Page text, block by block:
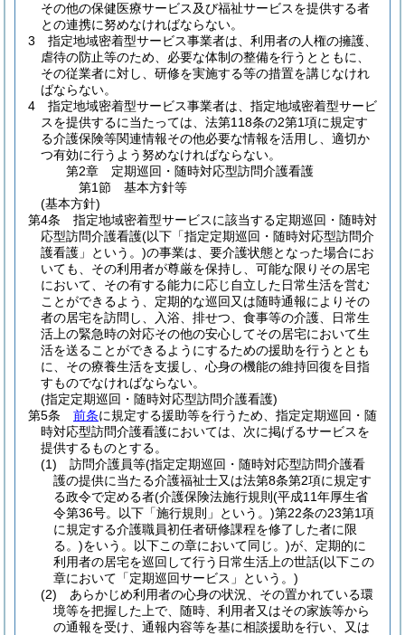
その他の保健医療サービス及び福祉サービスを提供する者
との連携に努めなければならない。
3
指定地域密着型サービス事業者は、利用者の人権の擁護、
虐待の防止等のため、必要な体制の整備を行うとともに、
その従業者に対し、研修を実施する等の措置を講じなけれ
ばならない。
4
指定地域密着型サービス事業者は、指定地域密着型サービ
スを提供するに当たっては、法第118条の2第1項に規定す
る介護保険等関連情報その他必要な情報を活用し、適切か
つ有効に行うよう努めなければならない。
第2章
定期巡回・随時対応型訪問介護看護
第1節
基本方針等
(基本方針)
第4条
指定地域密着型サービスに該当する定期巡回・随時対
応型訪問介護看護(以下「指定定期巡回・随時対応型訪問介
護看護」という。)の事業は、要介護状態となった場合にお
いても、その利用者が尊厳を保持し、可能な限りその居宅
において、その有する能力に応じ自立した日常生活を営む
ことができるよう、定期的な巡回又は随時通報によりその
者の居宅を訪問し、入浴、排せつ、食事等の介護、日常生
活上の緊急時の対応その他の安心してその居宅において生
活を送ることができるようにするための援助を行うととも
に、その療養生活を支援し、心身の機能の維持回復を目指
すものでなければならない。
(指定定期巡回・随時対応型訪問介護看護)
第5条
前条に規定する援助等を行うため、指定定期巡回・随
時対応型訪問介護看護においては、次に掲げるサービスを
提供するものとする。
(1)
訪問介護員等(指定定期巡回・随時対応型訪問介護看
護の提供に当たる介護福祉士又は法第8条第2項に規定す
る政令で定める者(介護保険法施行規則 (平成11年厚生省
令第36号。以下「施行規則」という。)第22条の23第1項
に規定する介護職員初任者研修課程を修了した者に限
る。)をいう。以下この章において同じ。)が、定期的に
利用者の居宅を巡回して行う日常生活上の世話(以下この
章において「定期巡回サービス」という。)
(2)
あらかじめ利用者の心身の状況、その置かれている環
境等を把握した上で、随時、利用者又はその家族等から
の通報を受け、通報内容等を基に相談援助を行い、又は